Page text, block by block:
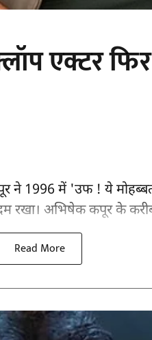
एक्टर फिर
ने 1996 में 'उफ ! ये
रखा। अभिषेक कपूर के
Read More